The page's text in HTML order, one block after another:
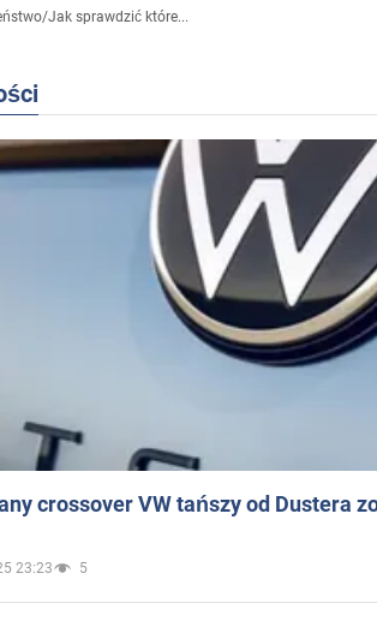
/Jak sprawdzić które...
crossover VW tańszy od Dustera
23:23 5